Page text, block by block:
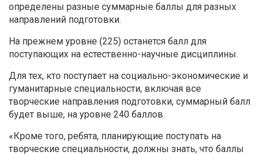
определены разные суммарные баллы для разных
направлений подготовки.
На прежнем уровне (225) останется балл для
поступающих на естественно-научные дисциплины.
Для тех, кто поступает на социально-экономические и
гуманитарные специальности, включая все
творческие направления подготовки, суммарный балл
будет выше, на уровне 240 баллов.
«Кроме того, ребята, планирующие поступать на
творческие специальности, должны знать, что баллы